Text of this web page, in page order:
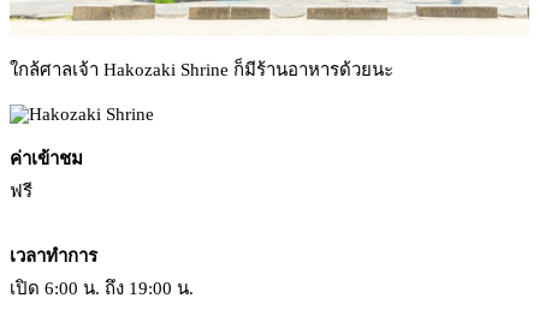
ใกล้ศาลเจ้า Hakozaki Shrine ก็มีร้านอาหารด้วยนะ
ค่าเข้าชม
ฟรี
เวลาทำการ
เปิด 6:00 น. ถึง 19:00 น.